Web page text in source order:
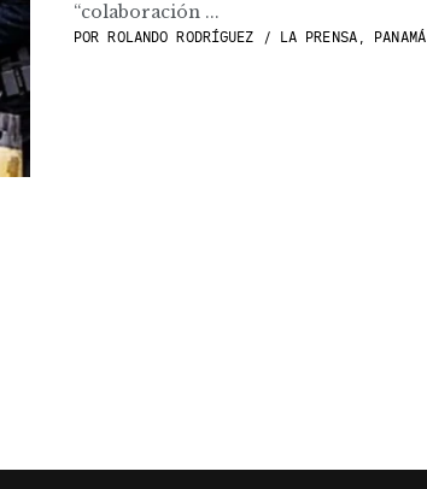
“colaboración ...
POR ROLANDO RODRÍGUEZ / LA PRENSA, PANAMÁ